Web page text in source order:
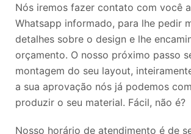
Nós iremos fazer contato com você
Whatsapp informado, para lhe pedir
detalhes sobre o design e lhe
orçamento. O nosso próximo passo
montagem do seu layout,
a sua aprovação nós já podemos
produzir o seu material. Fácil, não é?
Nosso horário de atendimento é de